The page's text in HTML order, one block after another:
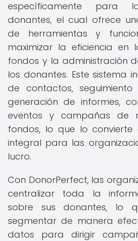
específicamente para
donantes, el cual ofrece
de herramientas y
maximizar la eficiencia en
fondos y la administración
los donantes. Este sistema
de contactos, seguimiento
generación de informes,
eventos y campañas de
fondos, lo que lo convierte
integral para las
lucro.
Con DonorPerfect, las
centralizar toda la
sobre sus donantes, lo
segmentar de manera
datos para dirigir